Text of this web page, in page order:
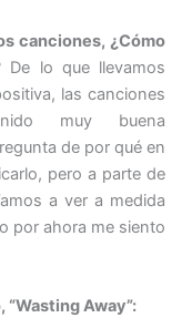
canciones, ¿Cómo
De lo que llevamos
las canciones
muy buena
de por qué en
pero a parte de
a ver a medida
por ahora me siento
Away”: